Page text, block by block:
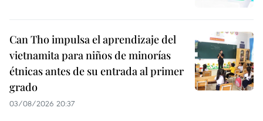
Can Tho impulsa el aprendizaje del
vietnamita para niños de minorías
étnicas antes de su entrada al primer
grado
03/08/2026 20:37